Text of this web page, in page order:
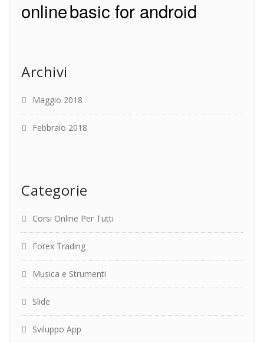
onlinebasic for android
Archivi
Maggio 2018
Febbraio 2018
Categorie
Corsi Online Per Tutti
Forex Trading
Musica e Strumenti
Slide
Sviluppo App